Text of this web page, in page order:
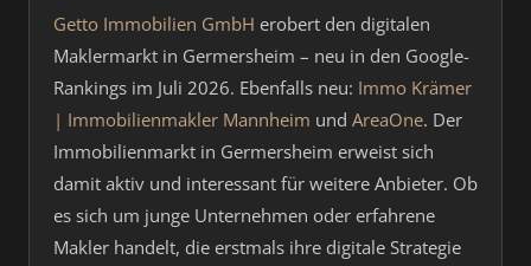
Getto Immobilien GmbH erobert den digitalen
Maklermarkt in Germersheim – neu in den Google-
Rankings im Juli 2026. Ebenfalls neu: Immo Krämer
| Immobilienmakler Mannheim und AreaOne. Der
Immobilienmarkt in Germersheim erweist sich
damit aktiv und interessant für weitere Anbieter. Ob
es sich um junge Unternehmen oder erfahrene
Makler handelt, die erstmals ihre digitale Strategie